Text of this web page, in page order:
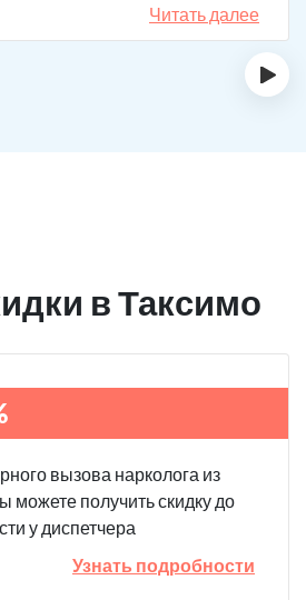
бесполезно, но решили
родственника в клинику на
Читать далее
›
в Таксимо
вызова нарколога из
можете получить скидку до
у диспетчера
Узнать подробности